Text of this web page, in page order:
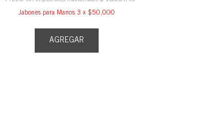
Jabones para Manos 3 x $50,000
AGREGAR